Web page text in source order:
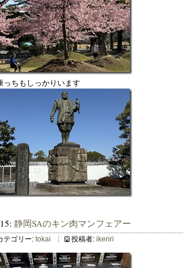
っちもしっかりいます
静岡SAのキン肉マンフェアー
テゴリー: tokai 投稿者: ikeriri